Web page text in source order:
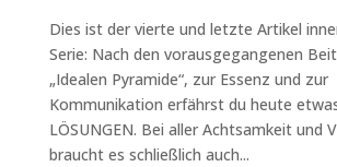
Dies ist der vierte und letzte Artikel
Serie: Nach den vorausgegangenen
„Idealen Pyramide“, zur Essenz und zur
Kommunikation erfährst du heute
LÖSUNGEN. Bei aller Achtsamkeit und
braucht es schließlich auch...